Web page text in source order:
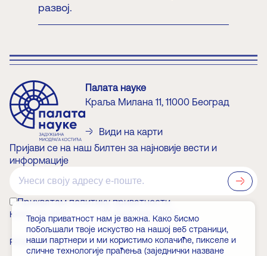
развој.
Палата науке
Краља Милана 11, 11000 Београд
Види на карти
Пријави се на наш билтен за најновије вести и
информације
Прихватам политику приватности
КАКО ДО НАС О ЗАДУЖБИНАРУ
РАДНО ВРЕМЕ ВЕСТИ
Твоја приватност нам је важна. Како бисмо
побољшали твоје искуство на нашој веб страници,
наши партнери и ми користимо колачиће, пикселе и
сличне технологије праћења (заједнички назване